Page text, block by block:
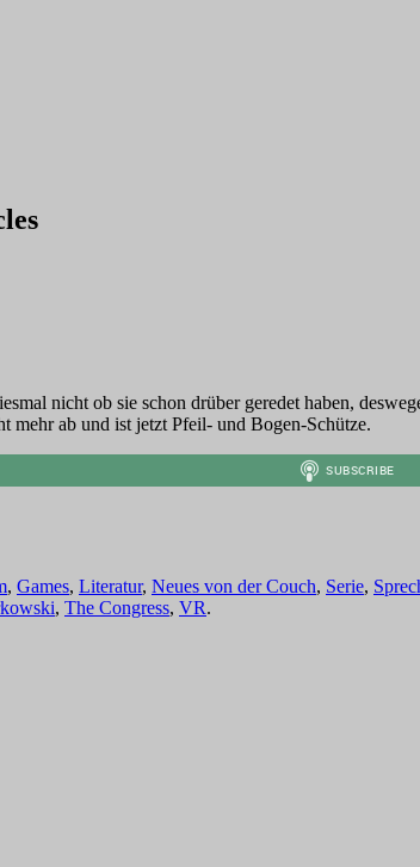
nicht ob sie schon drüber geredet haben,
ab und ist jetzt Pfeil- und Bogen-Schütze.
, Games, Literatur, Neues von der Couch, Serie,
, The Congress, VR.